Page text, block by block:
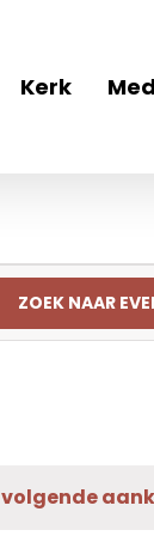
Kerk
volgende
ZOEK NAAR